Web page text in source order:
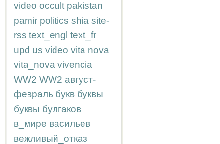
video occult pakistan
pamir politics shia site-
rss text_engl text_fr
upd us video vita nova
vita_nova vivencia
WW2 WW2 август-
февраль букв буквы
буквы булгаков
в_мире васильев
вежливый_отказ